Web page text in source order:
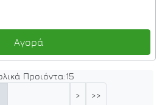
Αγορά
Προιόντα:15
>
>>